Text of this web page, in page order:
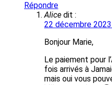
Répondre
Alice dit :
22 décembre
Bonjour Marie,
Le paiement pour
fois arrivés à
mais oui vous